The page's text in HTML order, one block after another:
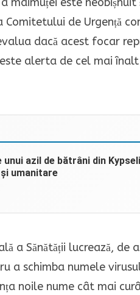
Comitetului de Urgență
dacă acest focar
alerta de cel mai
unui azil de bătrâni din
umanitare
a Sănătății lucrează, de
a schimba numele
noile nume cât mai